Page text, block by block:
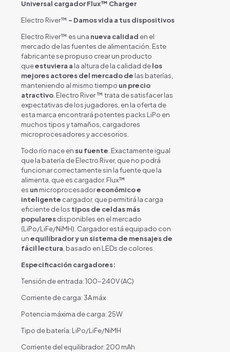
Universal cargador Flux™ Charger
Electro River™ – Damos vida a tus dispositivos
Electro River™ es una nueva calidad en el
mercado de las fuentes de alimentación. Este
fabricante se propuso crear un producto
queestuviera a la altura de la calidad delos
mejores actores del mercado de las baterías,
manteniendo al mismo tiempo un precio
atractivo. Electro River ™ trata de satisfacer las
expectativas de los jugadores, en la oferta de
esta marca encontrará potentes packs LiPo en
muchos tipos y tamaños, cargadores
microprocesadores y accesorios.
Todo río nace en su fuente. Exactamente igual
que la batería de Electro River, que no podrá
funcionar correctamente sin la fuente que la
alimenta, que es cargador. Flux™
es un microprocesadoreconómico e
inteligente cargador, que permitirá la carga
eficiente de los tipos de celdas más
popularesdisponibles en el mercado
(LiPo/LiFe/NiMH). Cargador está equipado con
unequilibrador y un sistema de mensajes de
fácil lectura, basado en LEDs de colores.
Especificación cargadores:
Tensión de entrada: 100-240V (AC)
Corriente de carga: 3A máx
Potencia máxima de carga: 25W
Tipo de batería: LiPo/LiFe/NiMH
Corriente del equilibrador: 200 mAh